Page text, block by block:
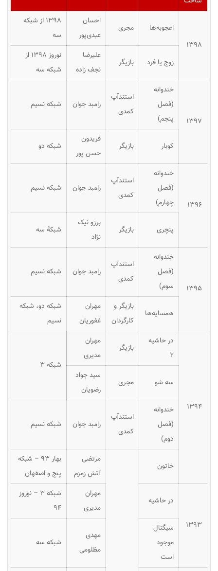
۱۳۹٨
اعجوبه‌ها مجری
احسان
عبدی‌پور
۱۳۹۸ از شبکه
سه
زوج یا فرد بازیگر
علیرضا
نجف زاده
نوروز ۱۳۹۸ از
شبکه سه
۱۳۹۷
خندوانه
(فصل
پنجم)
استندآپ
کمدی
رامبد جوان شبکه نسیم
کوبار بازیگر
فریدون
حسن پور
شبکه دو
۱۳۹۶
خندوانه
(فصل
چهارم)
استندآپ
کمدی
رامبد جوان شبکه نسیم
پنچری بازیگر
برزو نیک
نژاد
شبکهٔ سه
۱۳۹۵
خندوانه
(فصل
سوم)
استندآپ
کمدی
رامبد جوان شبکه نسیم
همسایه‌ها
بازیگر و
کارگردان
مهران
غفوریان
شبکه دو، شبکه
نسیم
۱۳۹۴
در حاشیه
۲
بازیگر
مهران
مدیری
شبکه ۳
سه شو
مجری
سید جواد
رضویان
خندوانه
(فصل
دوم)
استندآپ
کمدی
رامبد جوان شبکه نسیم
خاتون
مرتضی
آتش زمزم
بهار ۹۳ – شبکه
پنج و اصفهان
۱۳۹۳
در حاشیه
مهران
مدیری
شبکه ۳ – نوروز
۹۴
سیگنال
موجود
است
مهدی
مظلومی
شبکه سه